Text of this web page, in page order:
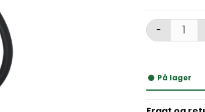
-
På lager